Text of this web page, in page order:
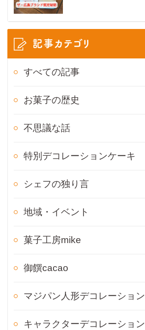
記事カテゴリ
すべての記事
お菓子の歴史
不思議な話
特別デコレーションケーキ
シェフの独り言
地域・イベント
菓子工房mike
御饌cacao
マジパン人形デコレーション
キャラクターデコレーション